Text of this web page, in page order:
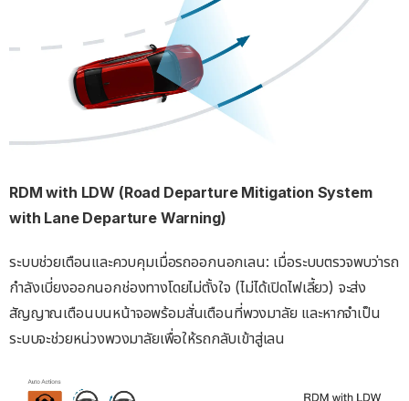
RDM with LDW (Road Departure Mitigation System
with Lane Departure Warning)
ระบบช่วยเตือนและควบคุมเมื่อรถออกนอกเลน: เมื่อระบบตรวจพบว่ารถ
กำลังเบี่ยงออกนอกช่องทางโดยไม่ตั้งใจ (ไม่ได้เปิดไฟเลี้ยว) จะส่ง
สัญญาณเตือนบนหน้าจอพร้อมสั่นเตือนที่พวงมาลัย และหากจำเป็น
ระบบจะช่วยหน่วงพวงมาลัยเพื่อให้รถกลับเข้าสู่เลน